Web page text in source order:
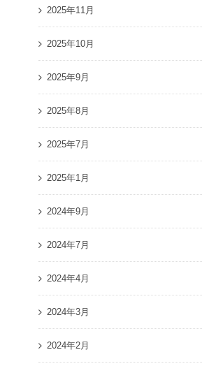
2025年11月
2025年10月
2025年9月
2025年8月
2025年7月
2025年1月
2024年9月
2024年7月
2024年4月
2024年3月
2024年2月